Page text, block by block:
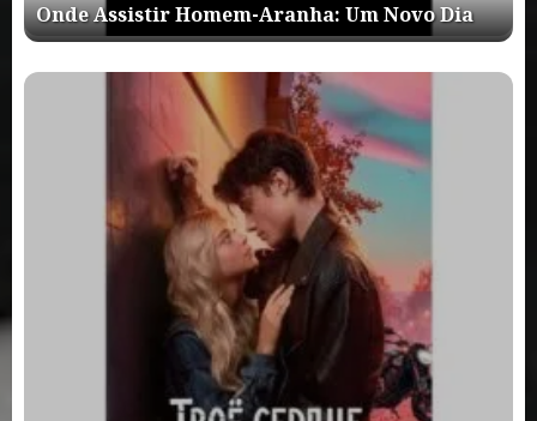
Onde Assistir Homem-Aranha: Um Novo Dia